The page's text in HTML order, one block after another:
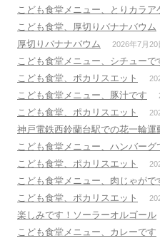
こども食堂メニュー、とりカラア
こども食堂、厚切りバナナバウム
厚切りバナナバウム 2026年7月
こども食堂メニュー、シチューで
こども食堂、ポカリスエット
こども食堂メニュー、豚汁です
こども食堂、ポカリスエット
神戸電鉄西鈴蘭台駅での花一輪運
こども食堂メニュー、ハンバーグ
こども食堂、ポカリスエット
こども食堂メニュー、肉じゃがで
こども食堂、ポカリスエット
楽しみです！ソーラーオルゴール
こども食堂メニュー、カレーです